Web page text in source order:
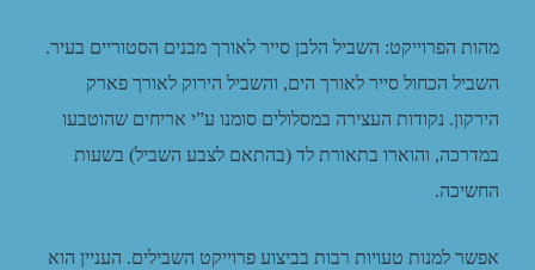
מהות הפרוייקט: השביל הלבן סייר לאורך מבנים הסטוריים בעיר.
השביל הכחול סייר לאורך הים, והשביל הירוק לאורך פארק
הירקון. נקודות העצירה במסלולים סומנו ע”י אריחים שהוטבעו
במדרכה, והוארו בתאורת לד (בהתאם לצבע השביל) בשעות
החשיכה.
אפשר למנות טעויות רבות בביצוע פרוייקט השבילים. העניין הוא